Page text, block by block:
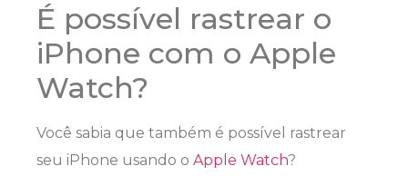
É possível rastrear o
iPhone com o Apple
Watch?
Você sabia que também é possível rastrear
seu iPhone usando o Apple Watch?